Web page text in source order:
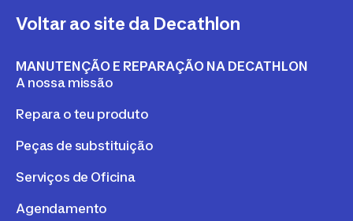
Voltar ao site da Decathlon
MANUTENÇÃO E REPARAÇÃO NA DECATHLON
A nossa missão
Repara o teu produto
Peças de substituição
Serviços de Oficina
Agendamento